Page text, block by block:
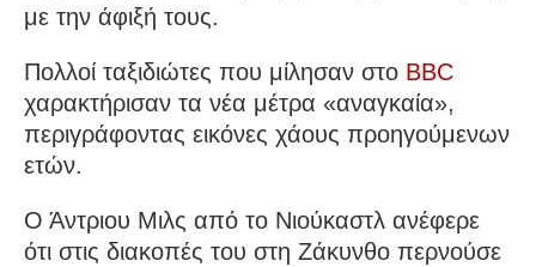
με την άφιξή τους.
Πολλοί ταξιδιώτες που μίλησαν στο BBC
χαρακτήρισαν τα νέα μέτρα «αναγκαία»,
περιγράφοντας εικόνες χάους προηγούμενων
ετών.
Ο Άντριου Μιλς από το Νιούκαστλ ανέφερε
ότι στις διακοπές του στη Ζάκυνθο περνούσε